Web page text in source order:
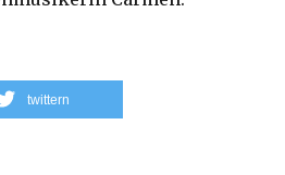
Sternstunde mit
twittern